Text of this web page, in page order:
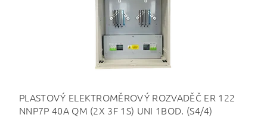
PLASTOVÝ ELEKTROMĚROVÝ ROZVADĚČ ER 122
NNP7P 40A QM (2X 3F 1S) UNI 1BOD. (S4/4)